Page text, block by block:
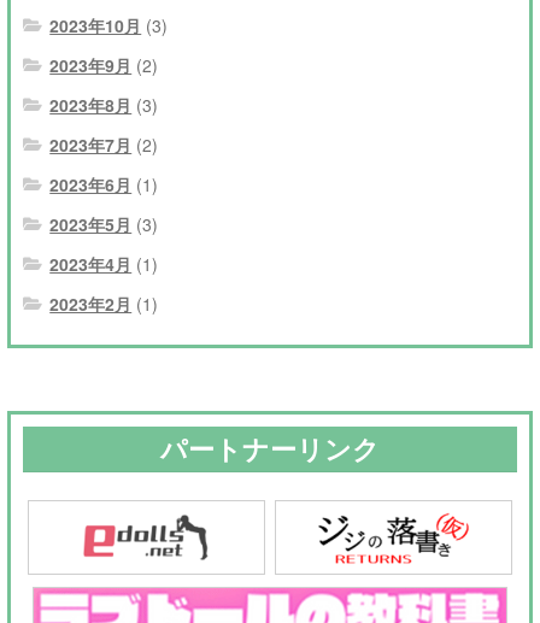
2023年10月 (3)
2023年9月 (2)
2023年8月 (3)
2023年7月 (2)
2023年6月 (1)
2023年5月 (3)
2023年4月 (1)
2023年2月 (1)
パートナーリンク